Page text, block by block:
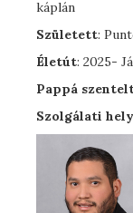
káplán
Született:
Életút: 2025-
Pappá
Szolgálati hely